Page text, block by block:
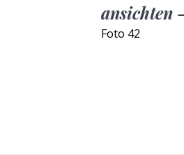
ansichten
Foto 42